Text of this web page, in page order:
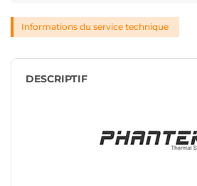
Informations du service technique
DESCRIPTIF